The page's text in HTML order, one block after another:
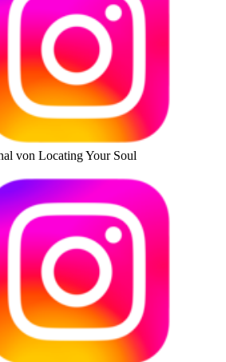
von Locating Your Soul